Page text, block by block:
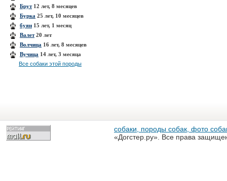
Брут12 лет, 8 месяцев
Бурка 25 лет, 10 месяцев
буян 15 лет, 1 месяц
Валет20 лет
Волчица 16 лет, 8 месяцев
Вучица 14 лет, 3 месяца
Все собаки этой породы
собаки, породы собак, фото
«Догстер.ру». Все права